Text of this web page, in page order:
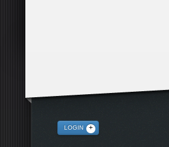
LOGIN